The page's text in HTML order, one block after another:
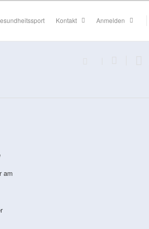
Kontakt Anmelden
am